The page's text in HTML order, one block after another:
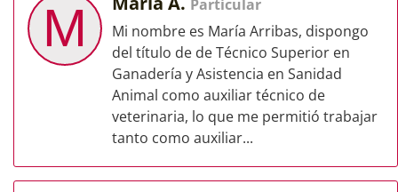
M
Particular
Mi nombre es María Arribas, dispongo
del título de de Técnico Superior en
Ganadería y Asistencia en Sanidad
Animal como auxiliar técnico de
veterinaria, lo que me permitió trabajar
tanto como auxiliar...